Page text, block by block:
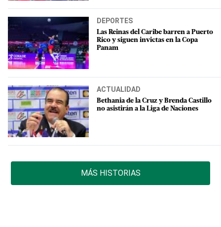
DEPORTES
Las Reinas del Caribe barren a Puerto
Rico y siguen invictas en la Copa
Panam
ACTUALIDAD
Bethania de la Cruz y Brenda Castillo
no asistirán a la Liga de Naciones
MÁS HISTORIAS